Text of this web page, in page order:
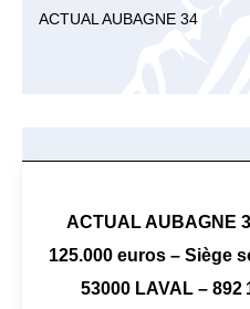
ACTUAL AUBAGNE 34
ACTUAL AUBAGNE
125.000 euros – Siège
53000 LAVAL – 892